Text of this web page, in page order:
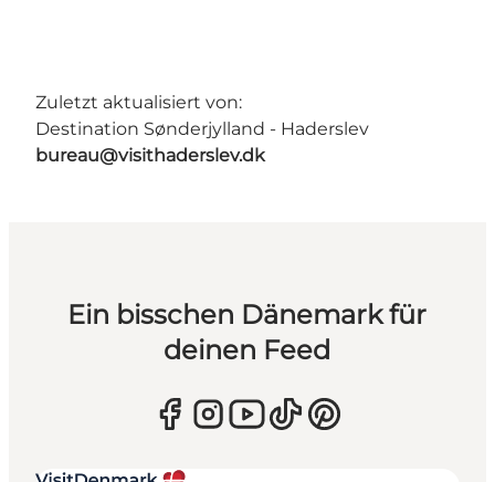
Zuletzt aktualisiert von:
Destination Sønderjylland - Haderslev
bureau@visithaderslev.dk
Ein bisschen Dänemark für
deinen Feed